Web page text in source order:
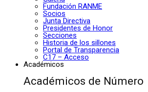
Fundación RANME
Socios
Junta Directiva
Presidentes de Honor
Secciones
Historia de los sillones
Portal de Transparencia
C17 – Acceso
Académicos
Académicos de Número